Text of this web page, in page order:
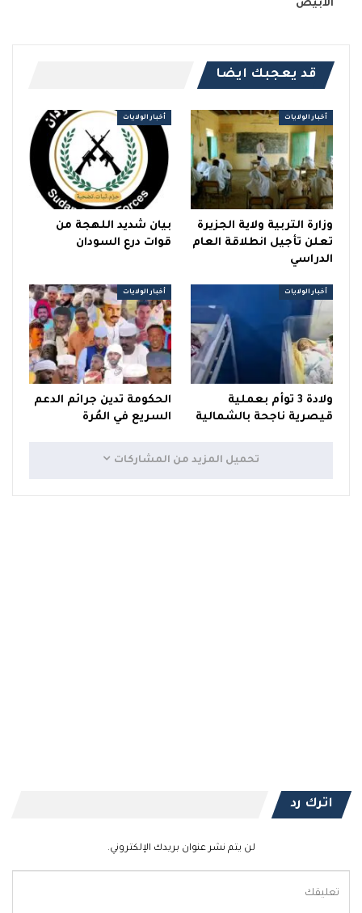
الأبيض
قد يعجبك ايضا
أخبار الولايات
وزارة التربية ولاية الجزيرة
تعلن تأجيل انطلاقة العام
الدراسي
أخبار الولايات
بيان شديد اللهجة من
قوات درع السودان
أخبار الولايات
ولادة 3 توأم بعملية
قيصرية ناجحة بالشمالية
أخبار الولايات
الحكومة تدين جرائم الدعم
السريع في المُرة
تحميل المزيد من المشاركات
اترك رد
لن يتم نشر عنوان بريدك الإلكتروني.